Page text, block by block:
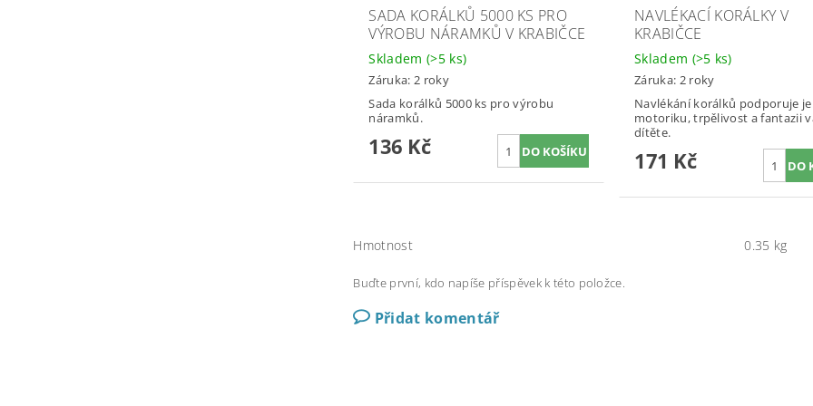
SADA KORÁLKŮ 5000 KS PRO
VÝROBU NÁRAMKŮ V KRABIČCE
Skladem (>5 ks)
Záruka: 2 roky
Sada korálků 5000 ks pro výrobu
náramků.
136 Kč
NAVLÉKACÍ KORÁLKY V
KRABIČCE
Skladem (>5 ks)
Záruka: 2 roky
Navlékání korálků podporuje
motoriku, trpělivost a fantazii
dítěte.
171 Kč
Hmotnost 0.35 kg
Buďte první, kdo napíše příspěvek k této položce.
Přidat komentář